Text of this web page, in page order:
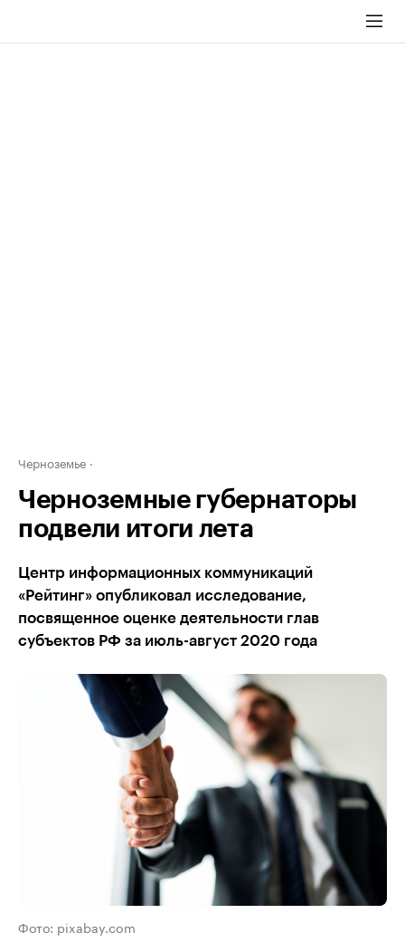
Черноземье
Черноземные губернаторы
подвели итоги лета
Центр информационных коммуникаций
«Рейтинг» опубликовал исследование,
посвященное оценке деятельности глав
субъектов РФ за июль-август 2020 года
Фото: pixabay.com